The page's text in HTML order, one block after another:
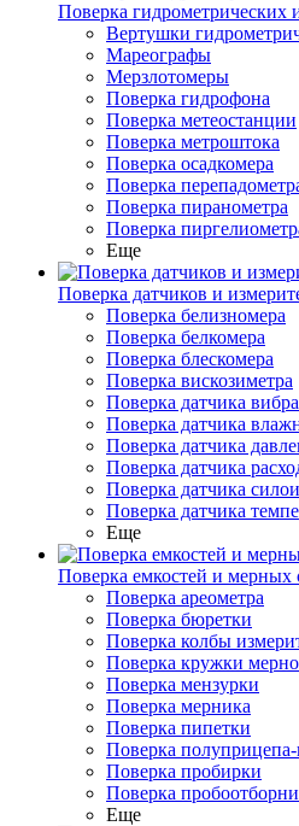
Поверка гидрометрических
Вертушки
Мареографы
Мерзлотомеры
Поверка гидрофона
Поверка метеостанции
Поверка метроштока
Поверка осадкомера
Поверка
Поверка пиранометра
Поверка
Еще
Поверка датчиков и
Поверка белизномера
Поверка белкомера
Поверка блескомера
Поверка вискозиметра
Поверка датчика
Поверка датчика
Поверка датчика
Поверка датчика
Поверка датчика
Поверка датчика
Еще
Поверка емкостей и мерных
Поверка ареометра
Поверка бюретки
Поверка колбы
Поверка кружки
Поверка мензурки
Поверка мерника
Поверка пипетки
Поверка
Поверка пробирки
Поверка
Еще